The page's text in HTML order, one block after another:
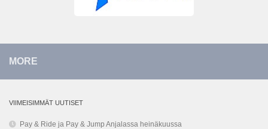
MORE
VIIMEISIMMÄT UUTISET
Pay & Ride ja Pay & Jump Anjalassa heinäkuussa